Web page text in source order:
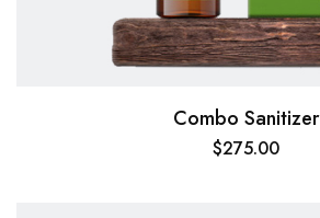
Combo Sanitizer
$275.00